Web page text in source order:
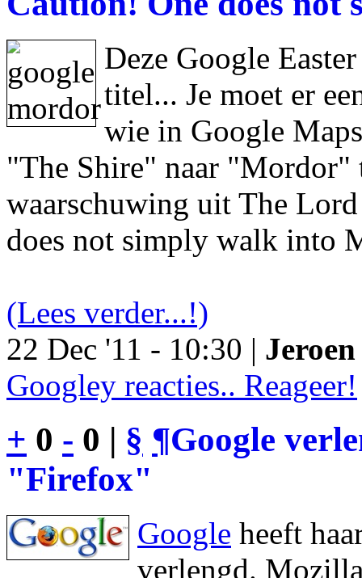
Deze Google
titel... Je moet er
wie in Google
"The Shire" naar "Mordor"
waarschuwing uit The
does not simply walk into
(Lees verder...!)
22 Dec '11 - 10:30 |
Googley reacties.. Reageer!
+ 0 - 0 | § ¶Google
"Firefox"
Google heeft
verlengd.